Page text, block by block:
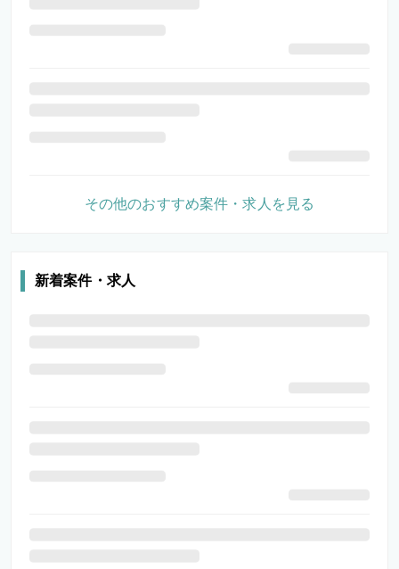
その他のおすすめ案件・求人を見る
新着案件・求人